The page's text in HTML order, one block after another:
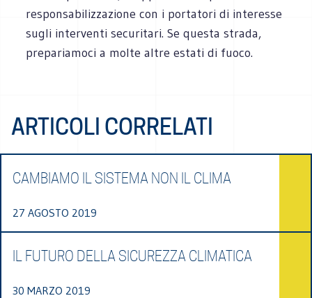
responsabilizzazione con i portatori di interesse
sugli interventi securitari. Se questa strada,
prepariamoci a molte altre estati di fuoco.
ARTICOLI CORRELATI
CAMBIAMO IL SISTEMA NON IL CLIMA
27 AGOSTO 2019
IL FUTURO DELLA SICUREZZA CLIMATICA
30 MARZO 2019